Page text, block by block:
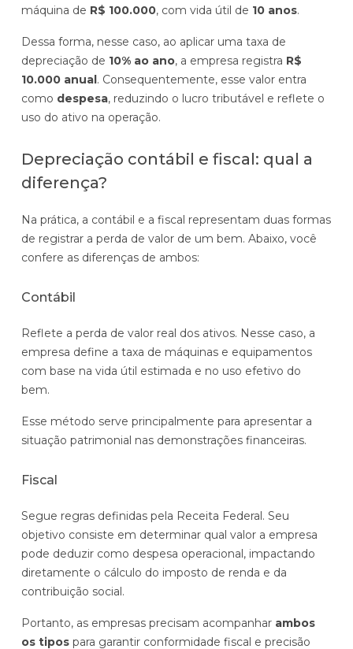
máquina de R$ 100.000, com vida útil de 10 anos.
Dessa forma, nesse caso, ao aplicar uma taxa de
depreciação de 10% ao ano, a empresa registra R$
10.000 anual. Consequentemente, esse valor entra
como despesa, reduzindo o lucro tributável e reflete o
uso do ativo na operação.
Depreciação contábil e fiscal: qual a
diferença?
Na prática, a contábil e a fiscal representam duas formas
de registrar a perda de valor de um bem. Abaixo, você
confere as diferenças de ambos:
Contábil
Reflete a perda de valor real dos ativos. Nesse caso, a
empresa define a taxa de máquinas e equipamentos
com base na vida útil estimada e no uso efetivo do
bem.
Esse método serve principalmente para apresentar a
situação patrimonial nas demonstrações financeiras.
Fiscal
Segue regras definidas pela Receita Federal. Seu
objetivo consiste em determinar qual valor a empresa
pode deduzir como despesa operacional, impactando
diretamente o cálculo do imposto de renda e da
contribuição social.
Portanto, as empresas precisam acompanhar ambos
os tipos para garantir conformidade fiscal e precisão